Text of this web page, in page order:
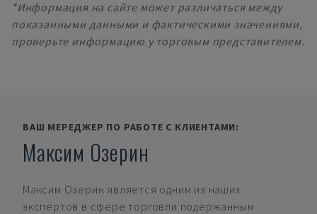
*Информация на сайте может различаться между
показанными данными и фактическими значениями,
проверьте информацию у торговым представителем.
ВАШ МЕРЕДЖЕР ПО РАБОТЕ С КЛИЕНТАМИ:
Максим Озерин
Максим Озерин является одним из наших
экспертов в сфере торговли подержанным